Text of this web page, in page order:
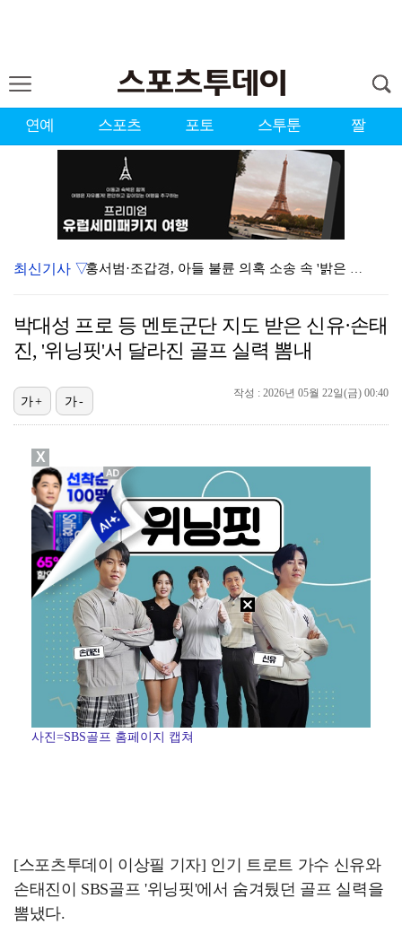
연예 스포츠 포토 스투툰 짤
홍서범·조갑경, 아들 불륜 의혹 소송 속 '밝은 근황'…
표창원, 남규리에 15년만 공개 사과…"내가 틀렸다"
[ST포토] 박현경, 힘찬 세컨샷
[ST포토] 문정민, 자신감 가득
[ST포토] 고지우, 신중한 퍼팅
[ST포토] 문정민, 안정된 퍼팅
[ST포토] 문정민, 버디 성공
최신기사 ▽
박대성 프로 등 멘토군단 지도 받은 신유·손태
진, '위닝핏'서 달라진 골프 실력 뽐내
작성 : 2026년 05월 22일(금) 00:40
가+ 가-
사진=SBS골프 홈페이지 캡쳐
[스포츠투데이 이상필 기자] 인기 트로트 가수 신유와
손태진이 SBS골프 '위닝핏'에서 숨겨뒀던 골프 실력을
뽐냈다.
X